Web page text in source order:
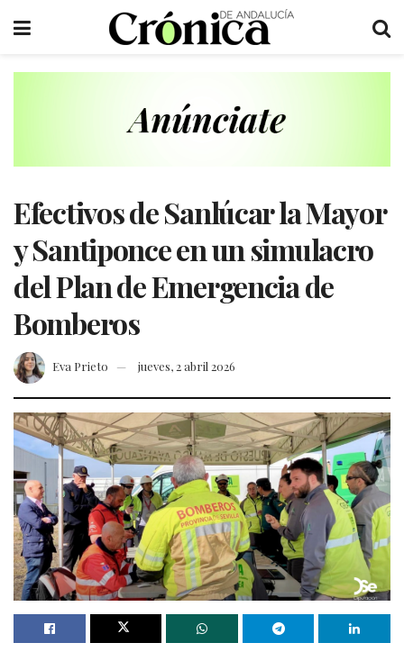
Efectivos de Sanlúcar la Mayor
y Santiponce en un simulacro
del Plan de Emergencia de
Bomberos
Eva Prieto jueves, 2 abril 2026